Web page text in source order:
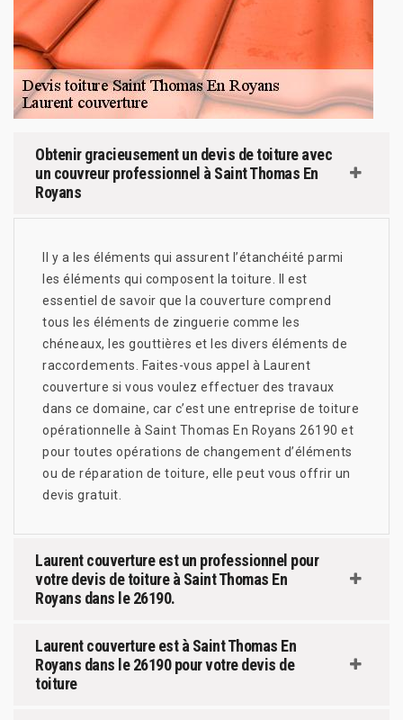
Obtenir gracieusement un devis de toiture avec
un couvreur professionnel à Saint Thomas En
Royans
Il y a les éléments qui assurent l’étanchéité parmi
les éléments qui composent la toiture. Il est
essentiel de savoir que la couverture comprend
tous les éléments de zinguerie comme les
chéneaux, les gouttières et les divers éléments de
raccordements. Faites-vous appel à Laurent
couverture si vous voulez effectuer des travaux
dans ce domaine, car c’est une entreprise de toiture
opérationnelle à Saint Thomas En Royans 26190 et
pour toutes opérations de changement d’éléments
ou de réparation de toiture, elle peut vous offrir un
devis gratuit.
Laurent couverture est un professionnel pour
votre devis de toiture à Saint Thomas En
Royans dans le 26190.
Laurent couverture est à Saint Thomas En
Royans dans le 26190 pour votre devis de
toiture